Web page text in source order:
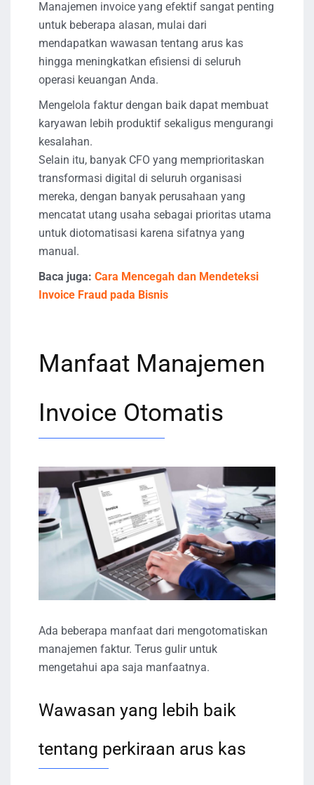
Manajemen invoice yang efektif sangat penting
untuk beberapa alasan, mulai dari
mendapatkan wawasan tentang arus kas
hingga meningkatkan efisiensi di seluruh
operasi keuangan Anda.
Mengelola faktur dengan baik dapat membuat
karyawan lebih produktif sekaligus mengurangi
kesalahan.
Selain itu, banyak CFO yang memprioritaskan
transformasi digital di seluruh organisasi
mereka, dengan banyak perusahaan yang
mencatat utang usaha sebagai prioritas utama
untuk diotomatisasi karena sifatnya yang
manual.
Baca juga: Cara Mencegah dan Mendeteksi
Invoice Fraud pada Bisnis
Manfaat Manajemen
Invoice Otomatis
Ada beberapa manfaat dari mengotomatiskan
manajemen faktur. Terus gulir untuk
mengetahui apa saja manfaatnya.
Wawasan yang lebih baik
tentang perkiraan arus kas